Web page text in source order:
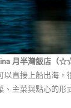
月半灣飯店（
以直接上船出海
、主菜與點心的形